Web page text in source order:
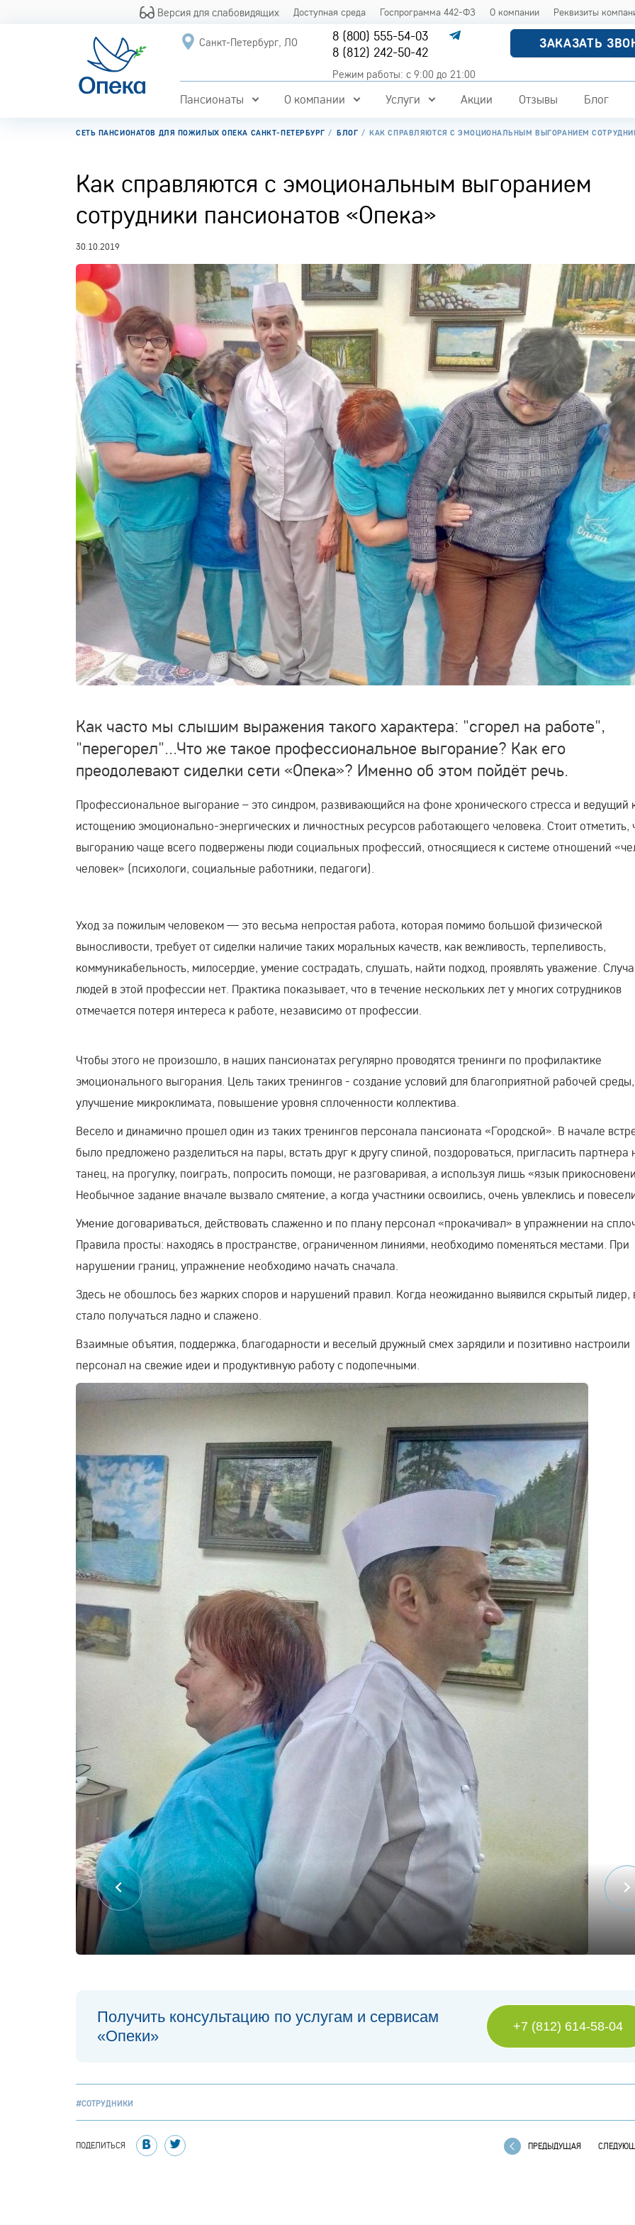
Версия для слабовидящих Доступная среда Госпрограмма 442-ФЗ О компании Реквизиты
Санкт-Петербург, ЛО
8 (800) 555-54-03
8 (812) 242-50-42
Режим работы: с 9:00 до 21:00
ЗАКАЗАТЬ
Пансионаты О компании Услуги Акции Отзывы Блог
СЕТЬ ПАНСИОНАТОВ ДЛЯ ПОЖИЛЫХ ОПЕКА САНКТ-ПЕТЕРБУРГ БЛОГ КАК СПРАВЛЯЮТСЯ С ЭМОЦИОНАЛЬНЫМ ВЫГОРАНИЕМ
Как справляются с эмоциональным выгоранием
сотрудники пансионатов «Опека»
30.10.2019
Как часто мы слышим выражения такого характера: "сгорел на работе",
"перегорел"...Что же такое профессиональное выгорание? Как его
преодолевают сиделки сети «Опека»? Именно об этом пойдёт речь.
Профессиональное выгорание – это синдром, развивающийся на фоне хронического стресса и ведущий
истощению эмоционально-энергических и личностных ресурсов работающего человека. Стоит отметить,
выгоранию чаще всего подвержены люди социальных профессий, относящиеся к системе отношений
человек» (психологи, социальные работники, педагоги).
Уход за пожилым человеком — это весьма непростая работа, которая помимо большой физической
выносливости, требует от сиделки наличие таких моральных качеств, как вежливость, терпеливость,
коммуникабельность, милосердие, умение сострадать, слушать, найти подход, проявлять уважение.
людей в этой профессии нет. Практика показывает, что в течение нескольких лет у многих сотрудников
отмечается потеря интереса к работе, независимо от профессии.
Чтобы этого не произошло, в наших пансионатах регулярно проводятся тренинги по профилактике
эмоционального выгорания. Цель таких тренингов - создание условий для благоприятной рабочей среды,
улучшение микроклимата, повышение уровня сплоченности коллектива.
Весело и динамично прошел один из таких тренингов персонала пансионата «Городской». В начале
было предложено разделиться на пары, встать друг к другу спиной, поздороваться, пригласить партнера
танец, на прогулку, поиграть, попросить помощи, не разговаривая, а используя лишь «язык
Необычное задание вначале вызвало смятение, а когда участники освоились, очень увлеклись и
Умение договариваться, действовать слаженно и по плану персонал «прокачивал» в упражнении на
Правила просты: находясь в пространстве, ограниченном линиями, необходимо поменяться местами. При
нарушении границ, упражнение необходимо начать сначала.
Здесь не обошлось без жарких споров и нарушений правил. Когда неожиданно выявился скрытый лидер,
стало получаться ладно и слажено.
Взаимные объятия, поддержка, благодарности и веселый дружный смех зарядили и позитивно настроили
персонал на свежие идеи и продуктивную работу с подопечными.
Получить консультацию по услугам и сервисам
«Опеки»
+7 (812) 614-58-04
#СОТРУДНИКИ
ПОДЕЛИТЬСЯ ПРЕДЫДУЩАЯ